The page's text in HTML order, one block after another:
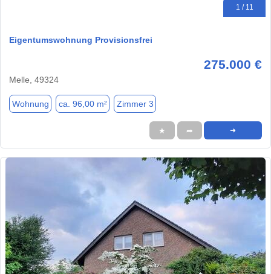
1 / 11
Eigentumswohnung Provisionsfrei
275.000 €
Melle, 49324
Wohnung ca. 96,00 m² Zimmer 3
★ ➦ ➜